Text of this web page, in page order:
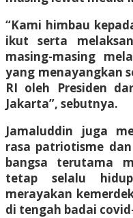
“Kami himbau
ikut serta
masing-masing
yang menayangkan
RI oleh Presiden
Jakarta”, sebutnya.
Jamaluddin juga
rasa patriotisme
bangsa terutama
tetap selalu
merayakan
di tengah badai